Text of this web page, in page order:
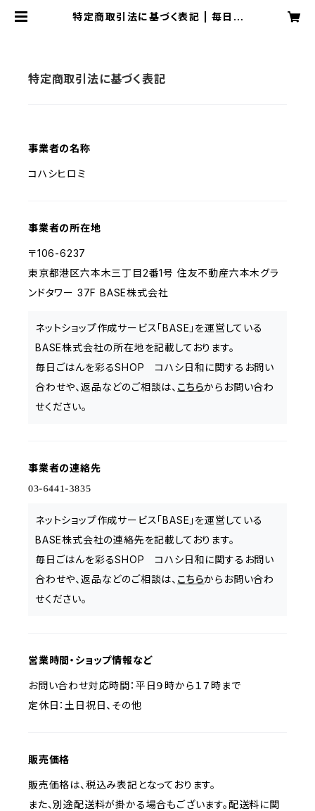
特定商取引法に基づく表記 | 毎日ご
特定商取引法に基づく表記
事業者の名称
コハシヒロミ
事業者の所在地
〒106-6237
東京都港区六本木三丁目2番1号 住友不動産六本木グラ
ンドタワー 37F BASE株式会社
ネットショップ作成サービス「BASE」を運営している
BASE株式会社の所在地を記載しております。
毎日ごはんを彩るSHOP コハシ日和に関するお問い
合わせや、返品などのご相談は、 こちらからお問い合わ
せください。
事業者の連絡先
ネットショップ作成サービス「BASE」を運営している
BASE株式会社の連絡先を記載しております。
毎日ごはんを彩るSHOP コハシ日和に関するお問い
合わせや、返品などのご相談は、 こちらからお問い合わ
せください。
営業時間・ショップ情報など
お問い合わせ対応時間：平日９時から１７時まで
定休日：土日祝日、その他
販売価格
販売価格は、税込み表記となっております。
また、別途配送料が掛かる場合もございます。配送料に関